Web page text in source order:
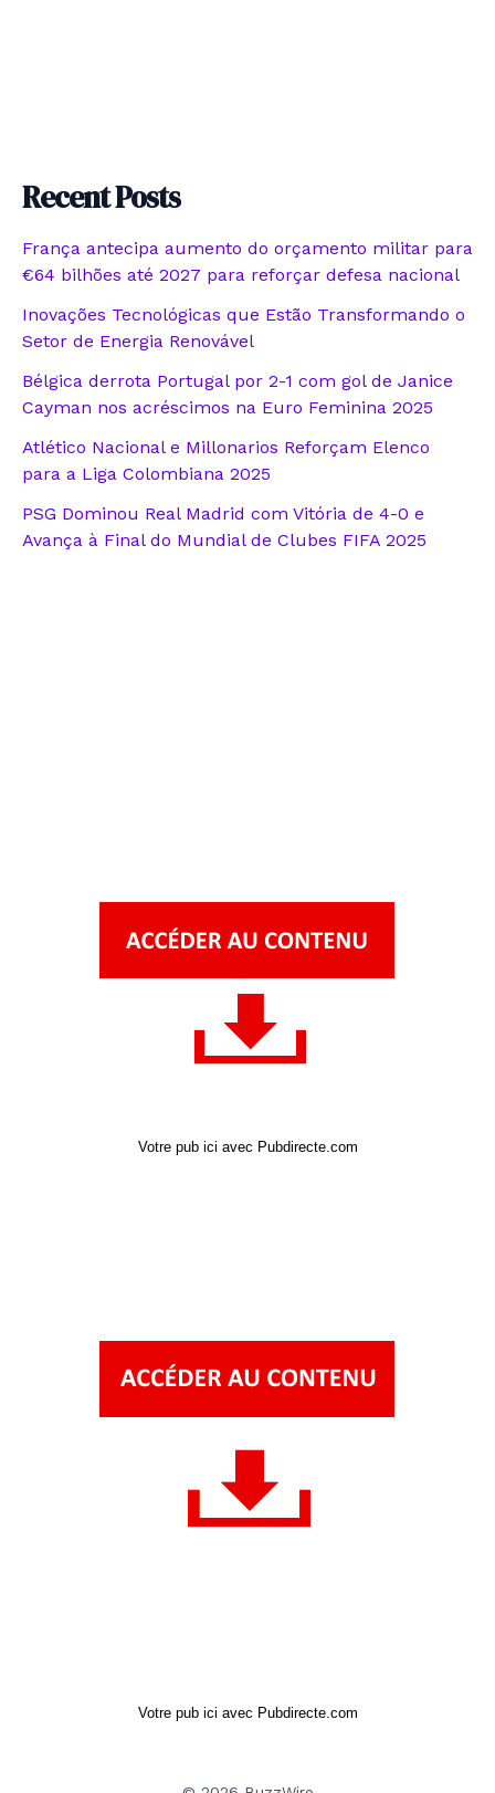
Recent Posts
França antecipa aumento do orçamento militar para
€64 bilhões até 2027 para reforçar defesa nacional
Inovações Tecnológicas que Estão Transformando o
Setor de Energia Renovável
Bélgica derrota Portugal por 2-1 com gol de Janice
Cayman nos acréscimos na Euro Feminina 2025
Atlético Nacional e Millonarios Reforçam Elenco
para a Liga Colombiana 2025
PSG Dominou Real Madrid com Vitória de 4-0 e
Avança à Final do Mundial de Clubes FIFA 2025
Votre pub ici avec Pubdirecte.com
Votre pub ici avec Pubdirecte.com